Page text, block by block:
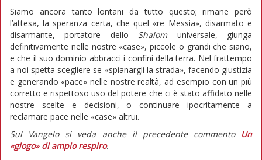
Siamo ancora tanto lontani da tutto questo; rimane però
l’attesa, la speranza certa, che quel «re Messia», disarmato e
disarmante, portatore dello Shalomuniversale, giunga
definitivamente nelle nostre «case», piccole o grandi che siano,
e che il suo dominio abbracci i confini della terra. Nel frattempo
a noi spetta scegliere se «spianargli la strada», facendo giustizia
e generando «pace» nelle nostre realtà, ad esempio con un più
corretto e rispettoso uso del potere che ci è stato affidato nelle
nostre scelte e decisioni, o continuare ipocritamente a
reclamare pace nelle «case» altrui.
Sul Vangelo si veda anche il precedente commento Un
«giogo» di ampio respiro.